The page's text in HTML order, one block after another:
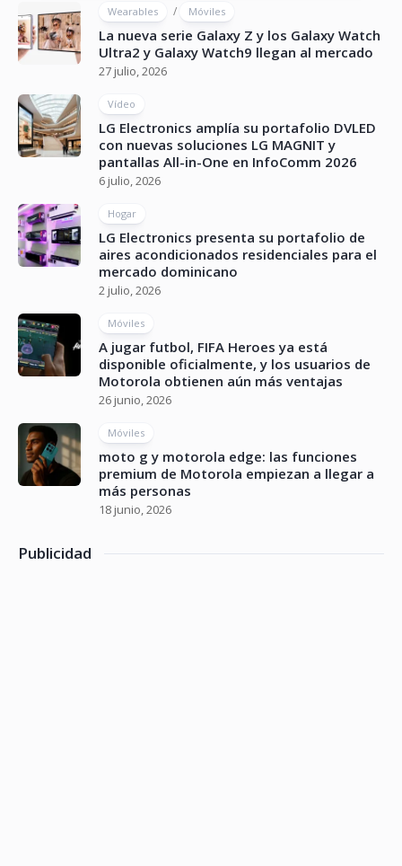
Wearables / Móviles
La nueva serie Galaxy Z y los Galaxy Watch
Ultra2 y Galaxy Watch9 llegan al mercado
27 julio, 2026
Vídeo
LG Electronics amplía su portafolio DVLED
con nuevas soluciones LG MAGNIT y
pantallas All-in-One en InfoComm 2026
6 julio, 2026
Hogar
LG Electronics presenta su portafolio de
aires acondicionados residenciales para el
mercado dominicano
2 julio, 2026
Móviles
A jugar futbol, FIFA Heroes ya está
disponible oficialmente, y los usuarios de
Motorola obtienen aún más ventajas
26 junio, 2026
Móviles
moto g y motorola edge: las funciones
premium de Motorola empiezan a llegar a
más personas
18 junio, 2026
Publicidad